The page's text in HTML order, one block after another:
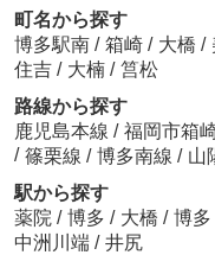
町名から探す
博多駅南 / 箱崎 / 大橋 /
住吉 / 大楠 / 筥松
路線から探す
鹿児島本線 / 福岡市箱
/ 篠栗線 / 博多南線 / 山
駅から探す
薬院 / 博多 / 大橋 / 博多
中洲川端 / 井尻